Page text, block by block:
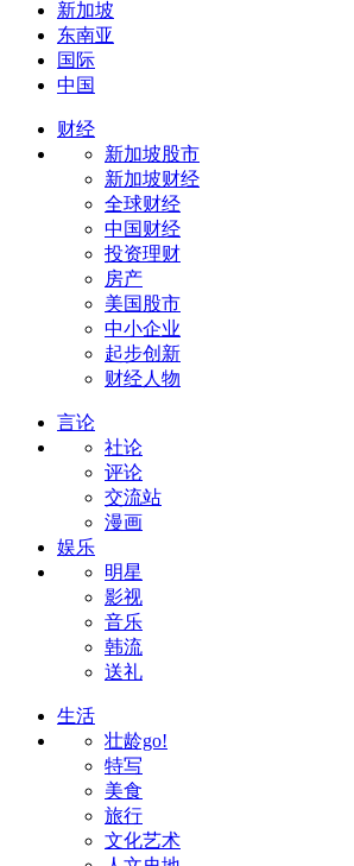
新加坡
东南亚
国际
中国
财经
新加坡股市
新加坡财经
全球财经
中国财经
投资理财
房产
美国股市
中小企业
起步创新
财经人物
言论
社论
评论
交流站
漫画
娱乐
明星
影视
音乐
韩流
送礼
生活
壮龄go!
特写
美食
旅行
文化艺术